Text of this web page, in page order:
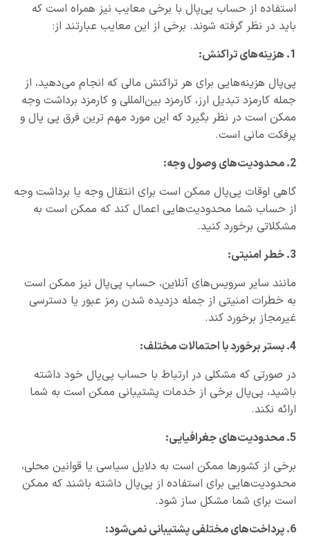
استفاده از حساب پی‌پال با برخی معایب نیز همراه است که
باید در نظر گرفته شوند. برخی از این معایب عبارتند از:
1. هزینه‌های تراکنش:
پی‌پال هزینه‌هایی برای هر تراکنش مالی که انجام می‌دهید، از
جمله کارمزد تبدیل ارز، کارمزد بین‌المللی و کارمزد برداشت وجه
ممکن است در نظر بگیرد که این مورد مهم ترین فرق پی پال و
پرفکت مانی است.
2. محدودیت‌های وصول وجه:
گاهی اوقات پی‌پال ممکن است برای انتقال وجه یا برداشت وجه
از حساب شما محدودیت‌هایی اعمال کند که ممکن است به
مشکلاتی برخورد کنید.
3. خطر امنیتی:
مانند سایر سرویس‌های آنلاین، حساب پی‌پال نیز ممکن است
به خطرات امنیتی از جمله دزدیده شدن رمز عبور یا دسترسی
غیرمجاز برخورد کند.
4. بستر برخورد با احتمالات مختلف:
در صورتی که مشکلی در ارتباط با حساب پی‌پال خود داشته
باشید، پی‌پال برخی از خدمات پشتیبانی ممکن است به شما
ارائه نکند.
5. محدودیت‌های جغرافیایی:
برخی از کشورها ممکن است به دلایل سیاسی یا قوانین محلی،
محدودیت‌هایی برای استفاده از پی‌پال داشته باشند که ممکن
است برای شما مشکل ساز شود.
6. پرداخت‌های مختلفی پشتیبانی نمی‌شود: